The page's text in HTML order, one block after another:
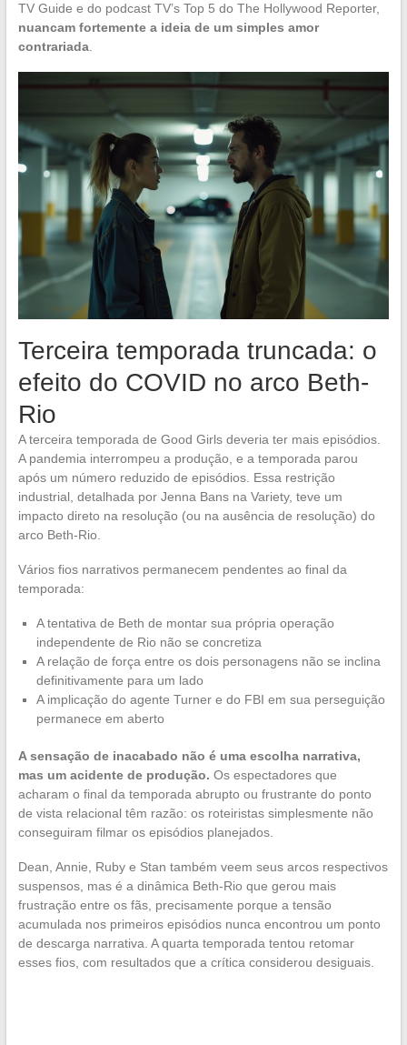
TV Guide e do podcast TV’s Top 5 do The Hollywood Reporter,
nuancam fortemente a ideia de um simples amor
contrariada.
Terceira temporada truncada: o
efeito do COVID no arco Beth-
Rio
A terceira temporada de Good Girls deveria ter mais episódios.
A pandemia interrompeu a produção, e a temporada parou
após um número reduzido de episódios. Essa restrição
industrial, detalhada por Jenna Bans na Variety, teve um
impacto direto na resolução (ou na ausência de resolução) do
arco Beth-Rio.
Vários fios narrativos permanecem pendentes ao final da
temporada:
A tentativa de Beth de montar sua própria operação
independente de Rio não se concretiza
A relação de força entre os dois personagens não se inclina
definitivamente para um lado
A implicação do agente Turner e do FBI em sua perseguição
permanece em aberto
A sensação de inacabado não é uma escolha narrativa,
mas um acidente de produção. Os espectadores que
acharam o final da temporada abrupto ou frustrante do ponto
de vista relacional têm razão: os roteiristas simplesmente não
conseguiram filmar os episódios planejados.
Dean, Annie, Ruby e Stan também veem seus arcos respectivos
suspensos, mas é a dinâmica Beth-Rio que gerou mais
frustração entre os fãs, precisamente porque a tensão
acumulada nos primeiros episódios nunca encontrou um ponto
de descarga narrativa. A quarta temporada tentou retomar
esses fios, com resultados que a crítica considerou desiguais.